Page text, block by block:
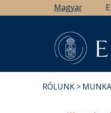
a
Magyar
RÓLUNK